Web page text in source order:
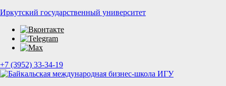
Иркутский государственный университет
+7 (3952) 33-34-19